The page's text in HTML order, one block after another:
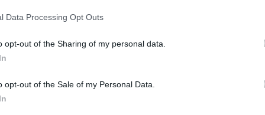
Data Processing Opt Outs
opt-out of the Sharing of my personal data.
opt-out of the Sale of my Personal Data.
matracot?
például antibakteriális és jól szellőző, a táskarugó